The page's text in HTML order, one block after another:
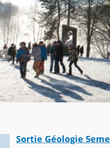
Sortie Géologie 5eme